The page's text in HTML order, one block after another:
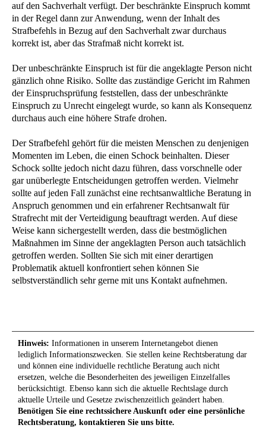
auf den Sachverhalt verfügt. Der beschränkte Einspruch kommt
in der Regel dann zur Anwendung, wenn der Inhalt des
Strafbefehls in Bezug auf den Sachverhalt zwar durchaus
korrekt ist, aber das Strafmaß nicht korrekt ist.
Der unbeschränkte Einspruch ist für die angeklagte Person nicht
gänzlich ohne Risiko. Sollte das zuständige Gericht im Rahmen
der Einspruchsprüfung feststellen, dass der unbeschränkte
Einspruch zu Unrecht eingelegt wurde, so kann als Konsequenz
durchaus auch eine höhere Strafe drohen.
Der Strafbefehl gehört für die meisten Menschen zu denjenigen
Momenten im Leben, die einen Schock beinhalten. Dieser
Schock sollte jedoch nicht dazu führen, dass vorschnelle oder
gar unüberlegte Entscheidungen getroffen werden. Vielmehr
sollte auf jeden Fall zunächst eine rechtsanwaltliche Beratung in
Anspruch genommen und ein erfahrener Rechtsanwalt für
Strafrecht mit der Verteidigung beauftragt werden. Auf diese
Weise kann sichergestellt werden, dass die bestmöglichen
Maßnahmen im Sinne der angeklagten Person auch tatsächlich
getroffen werden. Sollten Sie sich mit einer derartigen
Problematik aktuell konfrontiert sehen können Sie
selbstverständlich sehr gerne mit uns Kontakt aufnehmen.
Hinweis: Informationen in unserem Internetangebot dienen
lediglich Informationszwecken. Sie stellen keine Rechtsberatung dar
und können eine individuelle rechtliche Beratung auch nicht
ersetzen, welche die Besonderheiten des jeweiligen Einzelfalles
berücksichtigt. Ebenso kann sich die aktuelle Rechtslage durch
aktuelle Urteile und Gesetze zwischenzeitlich geändert haben.
Benötigen Sie eine rechtssichere Auskunft oder eine persönliche
Rechtsberatung, kontaktieren Sie uns bitte.